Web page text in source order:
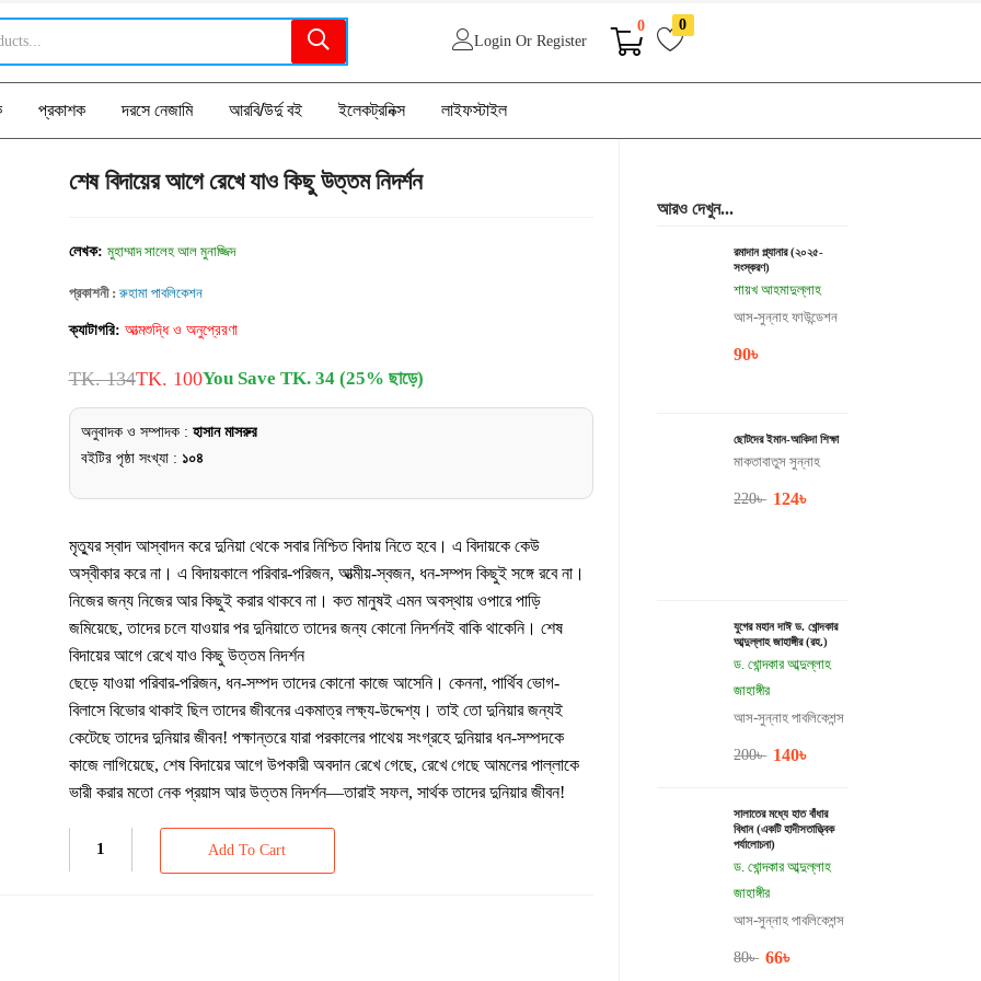
Login Or Register
0 0
প্রকাশক দরসে নেজামি আরবি/উর্দু বই ইলেকট্রনিক্স লাইফস্টাইল
আরও দেখুন...
রমাদান প্ল্যানার (২০২৫-
সংস্করণ)
শায়খ আহমাদুল্লাহ
আস-সুন্নাহ ফাউন্ডেশন
90৳
ছোটদের ইমান-আকিদা শিক্ষা
মাকতাবাতুস সুন্নাহ
220৳ 124৳
যুগের মহান দাঈ ড. খোন্দকার
আব্দুল্লাহ জাহাঙ্গীর (রহ.)
ড. খোন্দকার আব্দুল্লাহ
জাহাঙ্গীর
আস-সুন্নাহ পাবলিকেশন্স
200৳ 140৳
সালাতের মধ্যে হাত বাঁধার
বিধান (একটি হাদীসতাত্ত্বিক
পর্যালোচনা)
ড. খোন্দকার আব্দুল্লাহ
জাহাঙ্গীর
আস-সুন্নাহ পাবলিকেশন্স
80৳ 66৳
শেষ বিদায়ের আগে রেখে যাও কিছু উত্তম নিদর্শন
লেখক: মুহাম্মাদ সালেহ আল মুনাজ্জিদ
প্রকাশনী :রুহামা পাবলিকেশন
ক্যাটাগরি: আত্মশুদ্ধি ও অনুপ্রেরণা
TK. 134TK. 100You Save TK. 34 (25% ছাড়ে)
অনুবাদক ও সম্পাদক : হাসান মাসরুর
বইটির পৃষ্ঠা সংখ্যা : ১০৪
মৃত্যুর স্বাদ আস্বাদন করে দুনিয়া থেকে সবার নিশ্চিত বিদায় নিতে হবে। এ বিদায়কে কেউ
অস্বীকার করে না। এ বিদায়কালে পরিবার-পরিজন, আত্মীয়-স্বজন, ধন-সম্পদ কিছুই সঙ্গে রবে না।
নিজের জন্য নিজের আর কিছুই করার থাকবে না। কত মানুষই এমন অবস্থায় ওপারে পাড়ি
জমিয়েছে, তাদের চলে যাওয়ার পর দুনিয়াতে তাদের জন্য কোনো নিদর্শনই বাকি থাকেনি। শেষ
বিদায়ের আগে রেখে যাও কিছু উত্তম নিদর্শন
ছেড়ে যাওয়া পরিবার-পরিজন, ধন-সম্পদ তাদের কোনো কাজে আসেনি। কেননা, পার্থিব ভোগ-
বিলাসে বিভোর থাকাই ছিল তাদের জীবনের একমাত্র লক্ষ্য-উদ্দেশ্য। তাই তো দুনিয়ার জন্যই
কেটেছে তাদের দুনিয়ার জীবন! পক্ষান্তরে যারা পরকালের পাথেয় সংগ্রহে দুনিয়ার ধন-সম্পদকে
কাজে লাগিয়েছে, শেষ বিদায়ের আগে উপকারী অবদান রেখে গেছে, রেখে গেছে আমলের পাল্লাকে
ভারী করার মতো নেক প্রয়াস আর উত্তম নিদর্শন—তারাই সফল, সার্থক তাদের দুনিয়ার জীবন!
Add To Cart